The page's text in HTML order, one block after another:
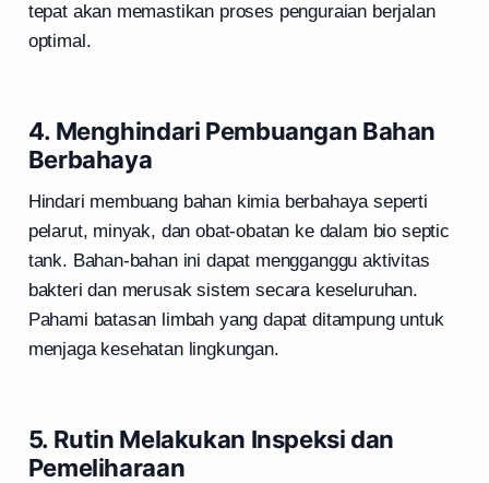
tepat akan memastikan proses penguraian berjalan
optimal.
4. Menghindari Pembuangan Bahan
Berbahaya
Hindari membuang bahan kimia berbahaya seperti
pelarut, minyak, dan obat-obatan ke dalam bio septic
tank. Bahan-bahan ini dapat mengganggu aktivitas
bakteri dan merusak sistem secara keseluruhan.
Pahami batasan limbah yang dapat ditampung untuk
menjaga kesehatan lingkungan.
5. Rutin Melakukan Inspeksi dan
Pemeliharaan